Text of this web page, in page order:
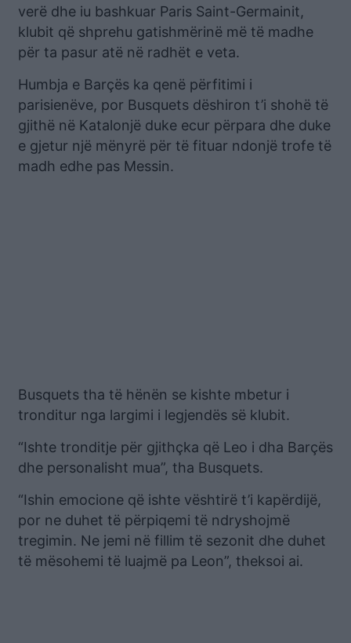
verë dhe iu bashkuar Paris Saint-Germainit,
klubit që shprehu gatishmërinë më të madhe
për ta pasur atë në radhët e veta.
Humbja e Barçës ka qenë përfitimi i
parisienëve, por Busquets dëshiron t’i shohë të
gjithë në Katalonjë duke ecur përpara dhe duke
e gjetur një mënyrë për të fituar ndonjë trofe të
madh edhe pas Messin.
Busquets tha të hënën se kishte mbetur i
tronditur nga largimi i legjendës së klubit.
“Ishte tronditje për gjithçka që Leo i dha Barçës
dhe personalisht mua”, tha Busquets.
“Ishin emocione që ishte vështirë t’i kapërdijë,
por ne duhet të përpiqemi të ndryshojmë
tregimin. Ne jemi në fillim të sezonit dhe duhet
të mësohemi të luajmë pa Leon”, theksoi ai.